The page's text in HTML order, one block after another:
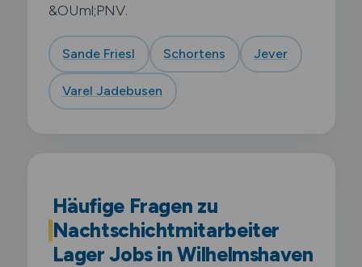
&OUml;PNV.
Sande Friesl Schortens Jever
Varel Jadebusen
Häufige Fragen zu
Nachtschichtmitarbeiter
Lager Jobs in Wilhelmshaven